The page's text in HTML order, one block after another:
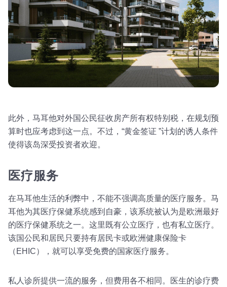
此外，马耳他对外国公民征收房产所有权特别税，在规划预
算时也应考虑到这一点。不过，“黄金签证 ”计划的诱人条件
使得该岛深受投资者欢迎。
医疗服务
在马耳他生活的利弊中，不能不强调高质量的医疗服务。马
耳他为其医疗保健系统感到自豪，该系统被认为是欧洲最好
的医疗保健系统之一。这里既有公立医疗，也有私立医疗。
该国公民和居民只要持有居民卡或欧洲健康保险卡
（EHIC），就可以享受免费的国家医疗服务。
私人诊所提供一流的服务，但费用各不相同。医生的诊疗费